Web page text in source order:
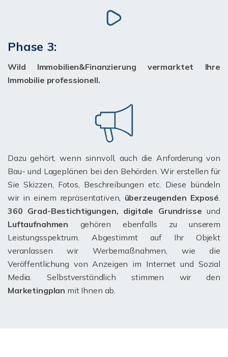
Phase 3:
Wild Immobilien&Finanzierung vermarktet Ihre
Immobilie professionell.
Dazu gehört, wenn sinnvoll, auch die Anforderung von
Bau- und Lageplänen bei den Behörden. Wir erstellen für
Sie Skizzen, Fotos, Beschreibungen etc. Diese bündeln
wir in einem repräsentativen, überzeugenden Exposé.
360 Grad-Bestichtigungen, digitale Grundrisse und
Luftaufnahmen gehören ebenfalls zu unserem
Leistungsspektrum. Abgestimmt auf Ihr Objekt
veranlassen wir Werbemaßnahmen, wie die
Veröffentlichung von Anzeigen im Internet und Sozial
Media. Selbstverständlich stimmen wir den
Marketingplan mit Ihnen ab.